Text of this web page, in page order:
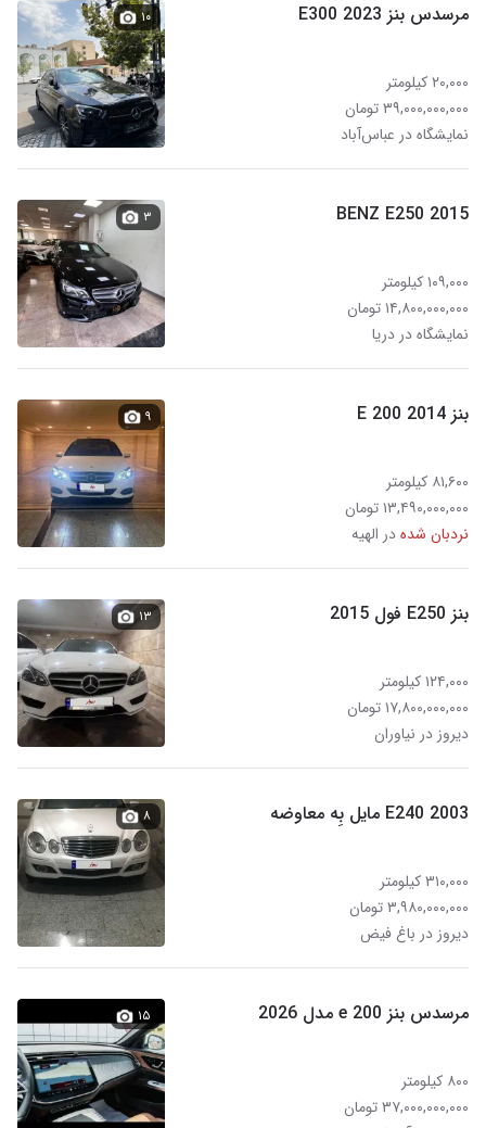
مرسدس بنز E300 2023
۲۰,۰۰۰ کیلومتر
۳۹,۰۰۰,۰۰۰,۰۰۰ تومان
نمایشگاه در عباس‌آباد
۱۰
BENZ E250 2015
۱۰۹,۰۰۰ کیلومتر
۱۴,۸۰۰,۰۰۰,۰۰۰ تومان
نمایشگاه در دریا
۳
بنز E 200 2014
۸۱,۶۰۰ کیلومتر
۱۳,۴۹۰,۰۰۰,۰۰۰ تومان
نردبان شدهدر الهیه
۹
بنز E250 فول 2015
۱۲۴,۰۰۰ کیلومتر
۱۷,۸۰۰,۰۰۰,۰۰۰ تومان
دیروز در نیاوران
۱۳
E240 2003 مایل بِه معاوضه
۳۱۰,۰۰۰ کیلومتر
۳,۹۸۰,۰۰۰,۰۰۰ تومان
دیروز در باغ فیض
۸
مرسدس بنز e 200 مدل 2026
۸۰۰ کیلومتر
۳۷,۰۰۰,۰۰۰,۰۰۰ تومان
۱۵